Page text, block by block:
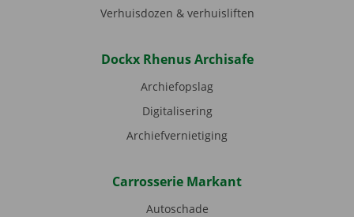
Verhuisdozen & verhuisliften
Dockx Rhenus Archisafe
Archiefopslag
Digitalisering
Archiefvernietiging
Carrosserie Markant
Autoschade